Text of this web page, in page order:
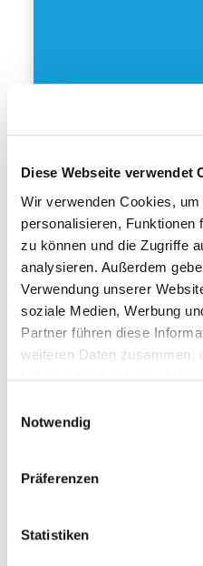
Diese Webseite verwendet
Wir verwenden Cookies,
personalisieren, Funktionen
zu können und die Zugriffe
analysieren. Außerdem
Verwendung unserer
soziale Medien, Werbung
Partner führen diese
weiteren Daten zusammen,
Notwendig
Präferenzen
Statistiken
BAI BRESCIA
BAGNOLO MELLA
Halle
CD